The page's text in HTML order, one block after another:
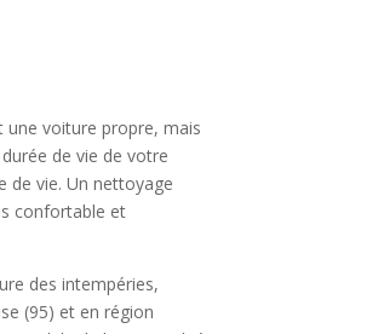
une voiture propre, mais
de vie de votre
de vie. Un nettoyage
confortable et
des intempéries,
(95) et en région